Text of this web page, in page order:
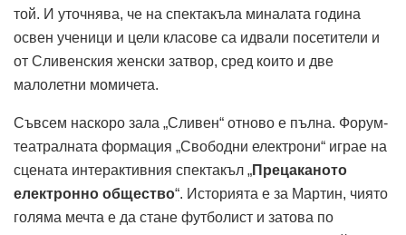
той. И уточнява, че на спектакъла миналата година
освен ученици и цели класове са идвали посетители и
от Сливенския женски затвор, сред които и две
малолетни момичета.
Съвсем наскоро зала „Сливен“ отново е пълна. Форум-
театралната формация „Свободни електрони“ играе на
сцената интерактивния спектакъл „Прецаканото
електронно общество“. Историята е за Мартин, чиято
голяма мечта е да стане футболист и затова по